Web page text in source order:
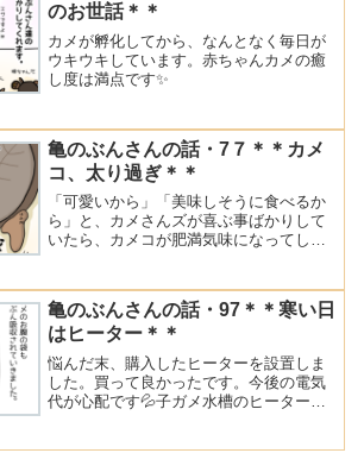
のお世話＊＊
カメが孵化してから、なんとなく毎日が
ウキウキしています。赤ちゃんカメの癒
し度は満点です✨
亀のぶんさんの話・7７＊＊カメ
コ、太り過ぎ＊＊
「可愛いから」「美味しそうに食べるか
ら」と、カメさんズが喜ぶ事ばかりして
いたら、カメコが肥満気味になってしま
みました。（人間のダイエットみたいで
す）
亀のぶんさんの話・97＊＊寒い日
はヒーター＊＊
悩んだ末、購入したヒーターを設置しま
した。買って良かったです。今後の電気
代が心配です💦子ガメ水槽のヒーターは